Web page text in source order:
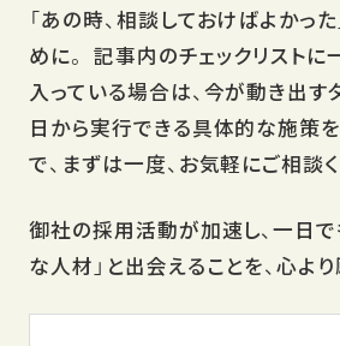
「あの時、相談しておけばよかっ
めに。 記事内のチェックリストに
入っている場合は、今が動き出す
日から実行できる具体的な施策
で、まずは一度、お気軽にご相談く
御社の採用活動が加速し、一日で
な人材」と出会えることを、心より